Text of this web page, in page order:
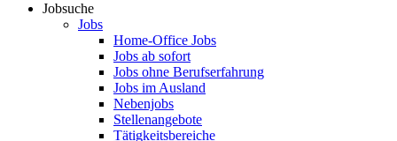
Jobsuche
Jobs
Home-Office Jobs
Jobs ab sofort
Jobs ohne Berufserfahrung
Jobs im Ausland
Nebenjobs
Stellenangebote
Tätigkeitsbereiche